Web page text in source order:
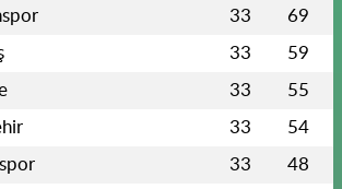
33 69
33 59
33 55
33 54
33 48